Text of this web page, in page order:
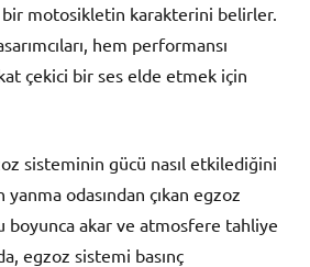
motosikletin karakterini belirler.
hem performansı
çekici bir ses elde etmek için
sisteminin gücü nasıl etkilediğini
odasından çıkan egzoz
boyunca akar ve atmosfere tahliye
egzoz sistemi basınç